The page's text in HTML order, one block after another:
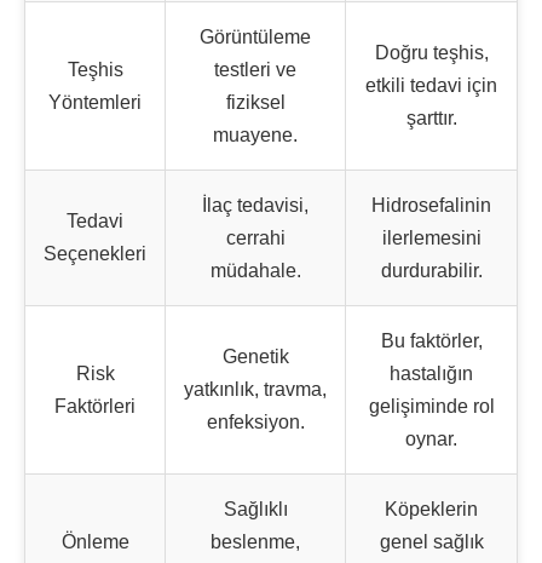
Teşhis
Yöntemleri
Görüntüleme
testleri ve
fiziksel
muayene.
Doğru teşhis,
etkili tedavi için
şarttır.
Tedavi
Seçenekleri
İlaç tedavisi,
cerrahi
müdahale.
Hidrosefalinin
ilerlemesini
durdurabilir.
Risk
Faktörleri
Genetik
yatkınlık, travma,
enfeksiyon.
Bu faktörler,
hastalığın
gelişiminde rol
oynar.
Önleme
Sağlıklı
beslenme,
Köpeklerin
genel sağlık